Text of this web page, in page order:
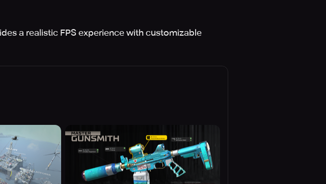
a realistic FPS experience with customizable